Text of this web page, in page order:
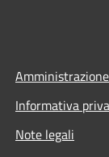
Informativa
Note legali